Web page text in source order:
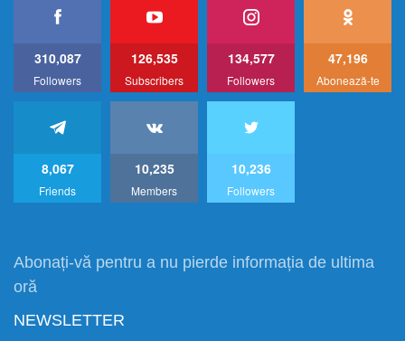
310,087
Followers
126,535
Subscribers
134,577
Followers
47,196
Abonează-te
8,067
Friends
10,235
Members
10,236
Followers
Abonați-vă pentru a nu pierde informația de ultima
oră
NEWSLETTER